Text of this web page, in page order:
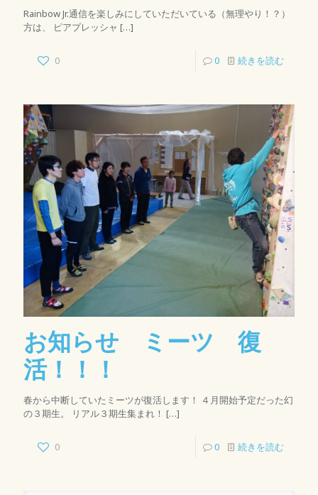
Rainbow Jr.通信を楽しみにしていただいている（無理やり！？）
方は、 ピアプレッシャ […]
0 0 続きを読む
お知らせ ミーツ 復
活！！！
春から中断していたミーツが復活します！ ４月開始予定だった幻
の３期生。 リアル３期生集まれ！ […]
0 0 続きを読む